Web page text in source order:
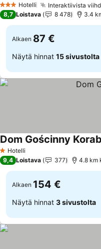
3 Tähtiluokitus
Hotelli Interaktiivista
8,7 Loistava 8 478 3.4
Alkaen 87 €
Näytä hinnat 15 sivustolta
1 Tähtiluokitus
Hotelli
Dom Gościnny Korab
9,4 Loistava 377 4.8 km
Alkaen 154 €
Näytä hinnat 3 sivustolta